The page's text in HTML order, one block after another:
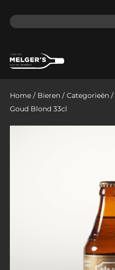
Home / Bieren / Categorieën /
Goud Blond 33cl